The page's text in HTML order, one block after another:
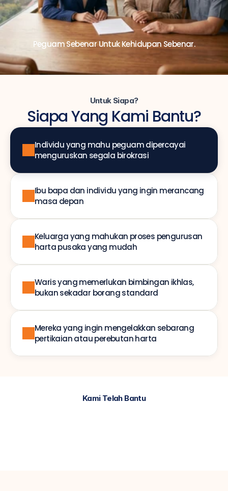
Peguam Sebenar Untuk Kehidupan Sebenar.
Untuk Siapa?
Siapa Yang Kami Bantu?
Ibu bapa dan individu yang ingin merancang
masa depan
Keluarga yang mahukan proses pengurusan
harta pusaka yang mudah
Waris yang memerlukan bimbingan ikhlas,
bukan sekadar borang standard
Mereka yang ingin mengelakkan sebarang
pertikaian atau perebutan harta
Individu yang mahu peguam dipercayai
menguruskan segala birokrasi
Kami Telah Bantu